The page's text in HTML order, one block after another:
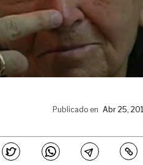
Publicado en Abr 25,